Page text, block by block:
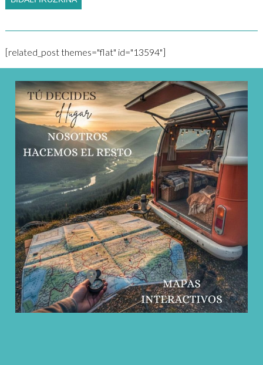
[related_post themes="flat" id="13594"]